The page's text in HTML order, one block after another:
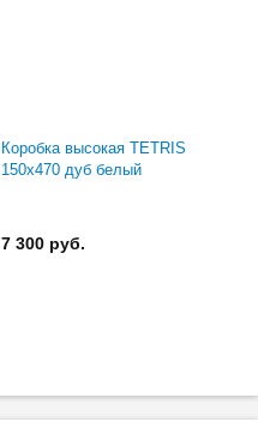
Коробка высокая TETRIS
150х470 дуб белый
7 300 руб.